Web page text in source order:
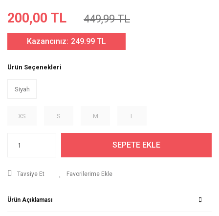
200,00 TL 449,99 TL
Kazancınız: 249.99 TL
Ürün Seçenekleri
Siyah
XS S M L
SEPETE EKLE
Tavsiye Et
Ürün Açıklaması